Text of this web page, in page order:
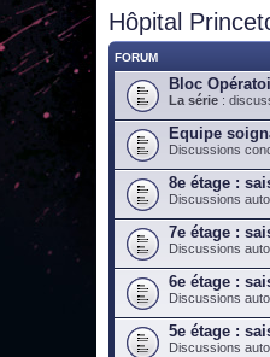
Hôpital
FORUM
Bloc
La série :
Equipe
Discussions
8e étage :
Discussions
7e étage :
Discussions
6e étage :
Discussions
5e étage :
Discussions